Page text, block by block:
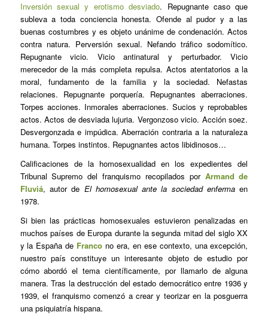
Inversión sexual y erotismo desviado. Repugnante caso que
subleva a toda conciencia honesta. Ofende al pudor y a las
buenas costumbres y es objeto unánime de condenación. Actos
contra natura. Perversión sexual. Nefando tráfico sodomítico.
Repugnante vicio. Vicio antinatural y perturbador. Vicio
merecedor de la más completa repulsa. Actos atentatorios a la
moral, fundamento de la familia y la sociedad. Nefastas
relaciones. Repugnante porquería. Repugnantes aberraciones.
Torpes acciones. Inmorales aberraciones. Sucios y reprobables
actos. Actos de desviada lujuria. Vergonzoso vicio. Acción soez.
Desvergonzada e impúdica. Aberración contraria a la naturaleza
humana. Torpes instintos. Repugnantes actos libidinosos…
Calificaciones de la homosexualidad en los expedientes del
Tribunal Supremo del franquismo recopilados por Armand de
Fluviá, autor de El homosexual ante la sociedad enferma en
1978.
Si bien las prácticas homosexuales estuvieron penalizadas en
muchos países de Europa durante la segunda mitad del siglo XX
y la España de Franco no era, en ese contexto, una excepción,
nuestro país constituye un interesante objeto de estudio por
cómo abordó el tema científicamente, por llamarlo de alguna
manera. Tras la destrucción del estado democrático entre 1936 y
1939, el franquismo comenzó a crear y teorizar en la posguerra
una psiquiatría hispana.